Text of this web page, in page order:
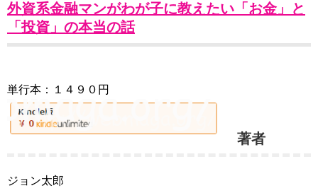
外資系金融マンがわが子に教えたい「お金」と
「投資」の本当の話
単行本：１４９０円
著者
ジョン太郎